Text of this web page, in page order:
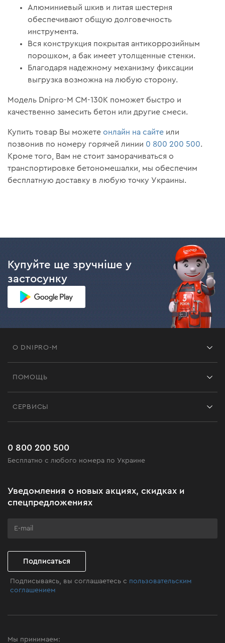
Алюминиевый шкив и литая шестерня
обеспечивают общую долговечность
инструмента.
Вся конструкция покрытая антикоррозийным
порошком, а бак имеет утолщенные стенки.
Благодаря надежному механизму фиксации
выгрузка возможна на любую сторону.
Модель Dnipro-M СМ-130К поможет быстро и
качественно замесить бетон или другие смеси.
Купить товар Вы можетеонлайн на сайте или
позвонив по номеру горячей линии 0 800 200 500.
Кроме того, Вам не стоит заморачиваться о
транспортировке бетономешалки, мы обеспечим
бесплатную доставку в любую точку Украины.
Купуйте ще зручніше у
застосунку
О DNIPRO-M
Черная пятница
Клуб мастерства
ПОМОЩЬ
Часто задаваемые вопросы
СЕРВИСЫ
0 800 200 500
Бесплатно с любого номера по Украине
Уведомления о новых акциях, скидках и
спецпредложениях
Подписаться
Подписываясь, вы соглашаетесь с пользовательским
соглашением
Мы принимаем: